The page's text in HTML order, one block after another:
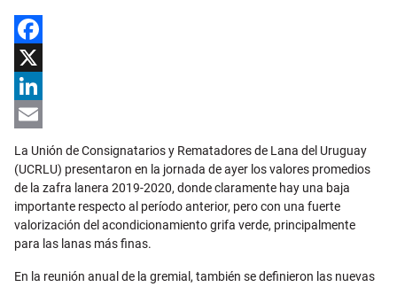
Facebook
X
LinkedIn
La Unión de Consignatarios y Rematadores de Lana del Uruguay
(UCRLU) presentaron en la jornada de ayer los valores promedios
de la zafra lanera 2019-2020, donde claramente hay una baja
importante respecto al período anterior, pero con una fuerte
valorización del acondicionamiento grifa verde, principalmente
para las lanas más finas.
En la reunión anual de la gremial, también se definieron las nuevas